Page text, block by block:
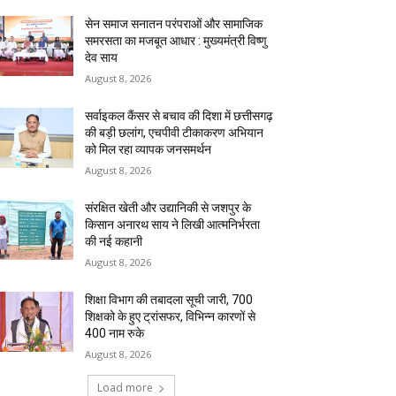
सेन समाज सनातन परंपराओं और सामाजिक
समरसता का मजबूत आधार : मुख्यमंत्री विष्णु
देव साय
August 8, 2026
सर्वाइकल कैंसर से बचाव की दिशा में छत्तीसगढ़
की बड़ी छलांग, एचपीवी टीकाकरण अभियान
को मिल रहा व्यापक जनसमर्थन
August 8, 2026
संरक्षित खेती और उद्यानिकी से जशपुर के
किसान अनारथ साय ने लिखी आत्मनिर्भरता
की नई कहानी
August 8, 2026
शिक्षा विभाग की तबादला सूची जारी, 700
शिक्षको के हुए ट्रांसफर, विभिन्न कारणों से
400 नाम रुके
August 8, 2026
Load more